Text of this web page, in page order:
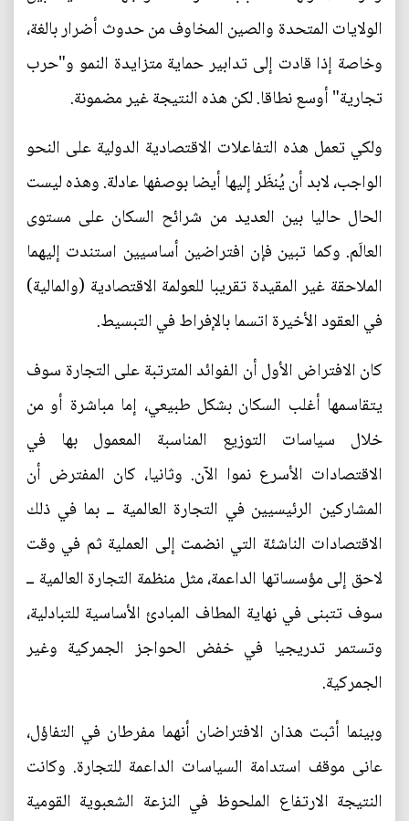
الولايات المتحدة والصين المخاوف من حدوث أضرار بالغة،
وخاصة إذا قادت إلى تدابير حماية متزايدة النمو و"حرب
تجارية" أوسع نطاقا. لكن هذه النتيجة غير مضمونة.
ولكي تعمل هذه التفاعلات الاقتصادية الدولية على النحو
الواجب، لابد أن يُنظَر إليها أيضا بوصفها عادلة. وهذه ليست
الحال حاليا بين العديد من شرائح السكان على مستوى
العالَم. وكما تبين فإن افتراضين أساسيين استندت إليهما
الملاحقة غير المقيدة تقريبا للعولمة الاقتصادية (والمالية)
في العقود الأخيرة اتسما بالإفراط في التبسيط.
كان الافتراض الأول أن الفوائد المترتبة على التجارة سوف
يتقاسمها أغلب السكان بشكل طبيعي، إما مباشرة أو من
خلال سياسات التوزيع المناسبة المعمول بها في
الاقتصادات الأسرع نموا الآن. وثانيا، كان المفترض أن
المشاركين الرئيسيين في التجارة العالمية ــ بما في ذلك
الاقتصادات الناشئة التي انضمت إلى العملية ثم في وقت
لاحق إلى مؤسساتها الداعمة، مثل منظمة التجارة العالمية ــ
سوف تتبنى في نهاية المطاف المبادئ الأساسية للتبادلية،
وتستمر تدريجيا في خفض الحواجز الجمركية وغير
الجمركية.
وبينما أثبت هذان الافتراضان أنهما مفرطان في التفاؤل،
عانى موقف استدامة السياسات الداعمة للتجارة. وكانت
النتيجة الارتفاع الملحوظ في النزعة الشعبوية القومية